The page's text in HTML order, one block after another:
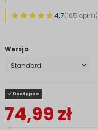
4,7(105 opinii)
Wersja
Dostępne
74,99 zł